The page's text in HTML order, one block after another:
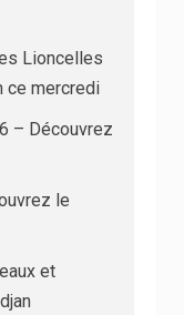
Lioncelles
ce mercredi
– Découvrez
le
et